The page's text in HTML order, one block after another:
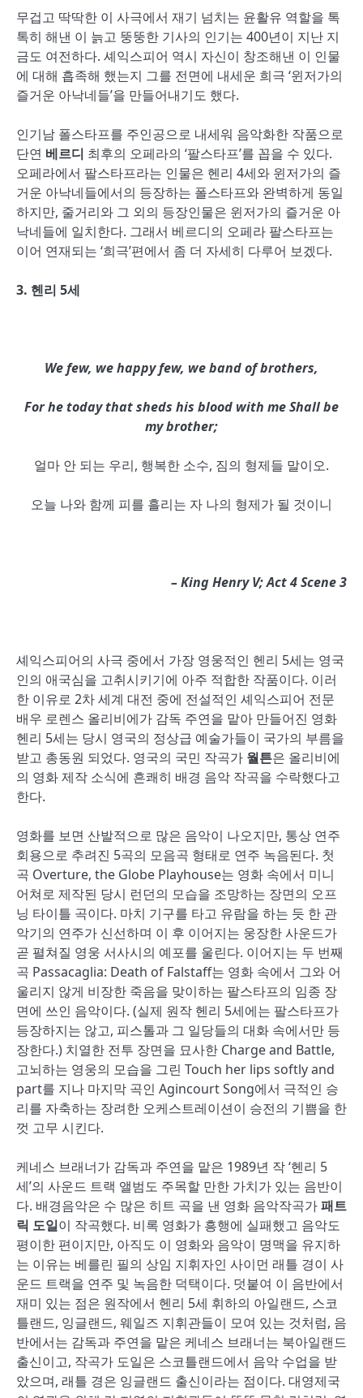
무겁고 딱딱한 이 사극에서 재기 넘치는 윤활유 역할을 톡
톡히 해낸 이 늙고 뚱뚱한 기사의 인기는 400년이 지난 지
금도 여전하다. 셰익스피어 역시 자신이 창조해낸 이 인물
에 대해 흡족해 했는지 그를 전면에 내세운 희극 ‘윈저가의
즐거운 아낙네들’을 만들어내기도 했다.
인기남 폴스타프를 주인공으로 내세워 음악화한 작품으로
단연 베르디 최후의 오페라의 ‘팔스타프’를 꼽을 수 있다.
오페라에서 팔스타프라는 인물은 헨리 4세와 윈저가의 즐
거운 아낙네들에서의 등장하는 폴스타프와 완벽하게 동일
하지만, 줄거리와 그 외의 등장인물은 윈저가의 즐거운 아
낙네들에 일치한다. 그래서 베르디의 오페라 팔스타프는
이어 연재되는 ‘희극’편에서 좀 더 자세히 다루어 보겠다.
3. 헨리 5세
We few, we happy few, we band of brothers,
For he today that sheds his blood with me Shall be
my brother;
얼마 안 되는 우리, 행복한 소수, 짐의 형제들 말이오.
오늘 나와 함께 피를 흘리는 자 나의 형제가 될 것이니
– King Henry V; Act 4 Scene 3
셰익스피어의 사극 중에서 가장 영웅적인 헨리 5세는 영국
인의 애국심을 고취시키기에 아주 적합한 작품이다. 이러
한 이유로 2차 세계 대전 중에 전설적인 셰익스피어 전문
배우 로렌스 올리비에가 감독 주연을 맡아 만들어진 영화
헨리 5세는 당시 영국의 정상급 예술가들이 국가의 부름을
받고 총동원 되었다. 영국의 국민 작곡가 월튼은 올리비에
의 영화 제작 소식에 흔쾌히 배경 음악 작곡을 수락했다고
한다.
영화를 보면 산발적으로 많은 음악이 나오지만, 통상 연주
회용으로 추려진 5곡의 모음곡 형태로 연주 녹음된다. 첫
곡 Overture, the Globe Playhouse는 영화 속에서 미니
어쳐로 제작된 당시 런던의 모습을 조망하는 장면의 오프
닝 타이틀 곡이다. 마치 기구를 타고 유람을 하는 듯 한 관
악기의 연주가 신선하며 이 후 이어지는 웅장한 사운드가
곧 펼쳐질 영웅 서사시의 예포를 울린다. 이어지는 두 번째
곡 Passacaglia: Death of Falstaff는 영화 속에서 그와 어
울리지 않게 비장한 죽음을 맞이하는 팔스타프의 임종 장
면에 쓰인 음악이다. (실제 원작 헨리 5세에는 팔스타프가
등장하지는 않고, 피스톨과 그 일당들의 대화 속에서만 등
장한다.) 치열한 전투 장면을 묘사한 Charge and Battle,
고뇌하는 영웅의 모습을 그린 Touch her lips softly and
part를 지나 마지막 곡인 Agincourt Song에서 극적인 승
리를 자축하는 장려한 오케스트레이션이 승전의 기쁨을 한
껏 고무 시킨다.
케네스 브래너가 감독과 주연을 맡은 1989년 작 ‘헨리 5
세’의 사운드 트랙 앨범도 주목할 만한 가치가 있는 음반이
다. 배경음악은 수 많은 히트 곡을 낸 영화 음악작곡가패트
릭 도일이 작곡했다. 비록 영화가 흥행에 실패했고 음악도
평이한 편이지만, 아직도 이 영화와 음악이 명맥을 유지하
는 이유는 베를린 필의 상임 지휘자인 사이먼 래틀 경이 사
운드 트랙을 연주 및 녹음한 덕택이다. 덧붙여 이 음반에서
재미 있는 점은 원작에서 헨리 5세 휘하의 아일랜드, 스코
틀랜드, 잉글랜드, 웨일즈 지휘관들이 모여 있는 것처럼, 음
반에서는 감독과 주연을 맡은 케네스 브래너는 북아일랜드
출신이고, 작곡가 도일은 스코틀랜드에서 음악 수업을 받
았으며, 래틀 경은 잉글랜드 출신이라는 점이다. 대영제국